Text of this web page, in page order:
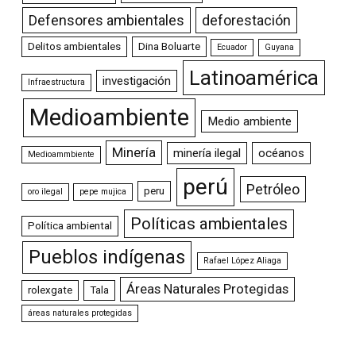
Defensores ambientales deforestación
Delitos ambientales Dina Boluarte Ecuador Guyana
Infraestructura investigación Latinoamérica
Medioambiente Medio ambiente
Medioammbiente Minería minería ilegal océanos
oro ilegal pepe mujica peru perú Petróleo
Política ambiental Políticas ambientales
Pueblos indígenas Rafael López Aliaga
rolexgate Tala Áreas Naturales Protegidas
áreas naturales protegidas